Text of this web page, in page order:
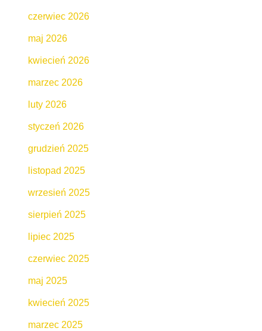
czerwiec 2026
maj 2026
kwiecień 2026
marzec 2026
luty 2026
styczeń 2026
grudzień 2025
listopad 2025
wrzesień 2025
sierpień 2025
lipiec 2025
czerwiec 2025
maj 2025
kwiecień 2025
marzec 2025